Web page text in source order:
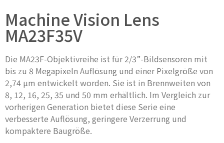
Machine Vision Lens
MA23F35V
Die MA23F-Objektivreihe ist für 2/3”-Bildsensoren mit
bis zu 8 Megapixeln Auflösung und einer Pixelgröße von
2,74 µm entwickelt worden. Sie ist in Brennweiten von
8, 12, 16, 25, 35 und 50 mm erhältlich. Im Vergleich zur
vorherigen Generation bietet diese Serie eine
verbesserte Auflösung, geringere Verzerrung und
kompaktere Baugröße.